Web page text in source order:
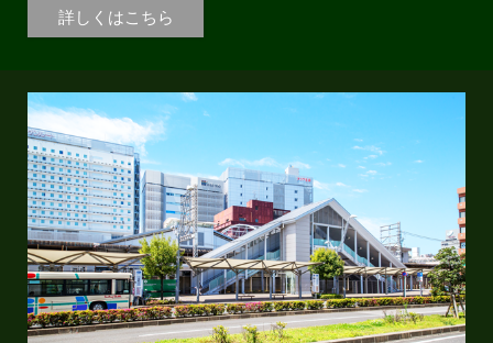
詳しくはこちら